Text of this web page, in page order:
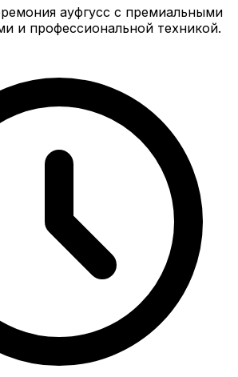
ауфгусс с премиальными
и профессиональной техникой.